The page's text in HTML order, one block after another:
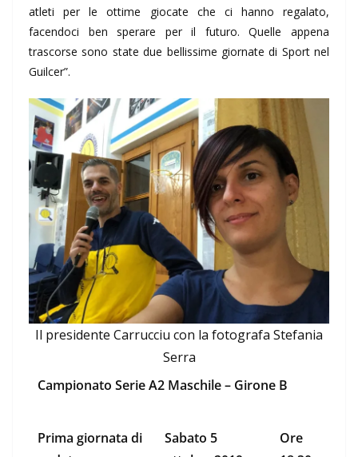
atleti per le ottime giocate che ci hanno regalato,
facendoci ben sperare per il futuro. Quelle appena
trascorse sono state due bellissime giornate di Sport nel
Guilcer”.
Il presidente Carrucciu con la fotografa Stefania
Serra
Campionato Serie A2 Maschile – Girone B
Prima giornata di
Sabato 5
Ore